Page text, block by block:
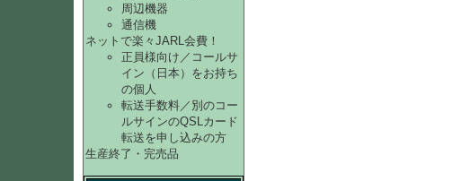
周辺機器
通信機
ネットで楽々JARL会費！
正員様向け／コールサ
イン（日本）をお持ち
の個人
転送手数料／別のコー
ルサインのQSLカード
転送を申し込みの方
生産終了・完売品